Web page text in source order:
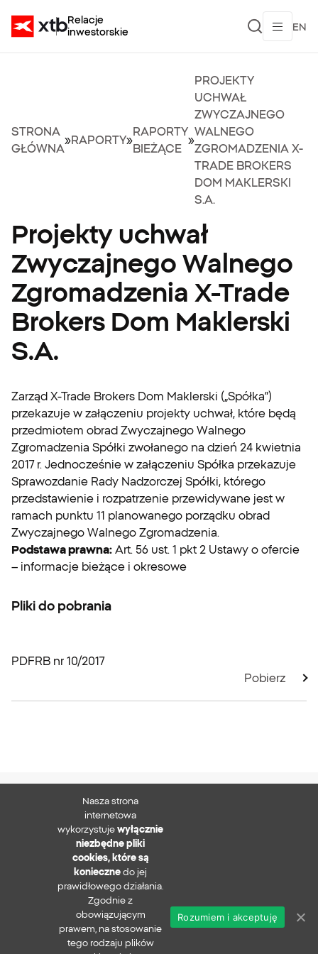
Relacje
inwestorskie
EN
STRONA
GŁÓWNA
»RAPORTY»
RAPORTY
BIEŻĄCE
»
PROJEKTY
UCHWAŁ
ZWYCZAJNEGO
WALNEGO
ZGROMADZENIA X-
TRADE BROKERS
DOM MAKLERSKI
S.A.
Projekty uchwał
Zwyczajnego Walnego
Zgromadzenia X-Trade
Brokers Dom Maklerski
S.A.
Zarząd X-Trade Brokers Dom Maklerski („Spółka”)
przekazuje w załączeniu projekty uchwał, które będą
przedmiotem obrad Zwyczajnego Walnego
Zgromadzenia Spółki zwołanego na dzień 24 kwietnia
2017 r. Jednocześnie w załączeniu Spółka przekazuje
Sprawozdanie Rady Nadzorczej Spółki, którego
przedstawienie i rozpatrzenie przewidywane jest w
ramach punktu 11 planowanego porządku obrad
Zwyczajnego Walnego Zgromadzenia.
Podstawa prawna: Art. 56 ust. 1 pkt 2 Ustawy o ofercie
– informacje bieżące i okresowe
Pliki do pobrania
PDFRB nr 10/2017
Pobierz
XTB S.A.
Zapisz się do newslettera
Polityka prywatności
Zgłaszanie nadużyć
Nasza strona
internetowa
wykorzystuje wyłącznie
niezbędne pliki
cookies, które są
konieczne do jej
prawidłowego działania.
Zgodnie z
obowiązującym
prawem, na stosowanie
tego rodzaju plików
Rozumiem i akceptuję